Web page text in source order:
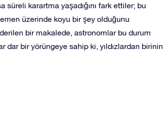
süreli karartma yaşadığını fark ettiler; bu
üzerinde koyu bir şey olduğunu
bir makalede, astronomlar bu durum
dar bir yörüngeye sahip ki, yıldızlardan birinin